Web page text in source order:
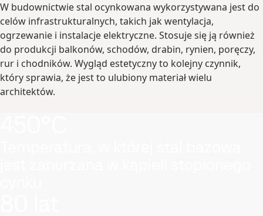
W budownictwie stal ocynkowana wykorzystywana jest do
celów infrastrukturalnych, takich jak wentylacja,
ogrzewanie i instalacje elektryczne. Stosuje się ją również
do produkcji balkonów, schodów, drabin, rynien, poręczy,
rur i chodników. Wygląd estetyczny to kolejny czynnik,
który sprawia, że jest to ulubiony materiał wielu
architektów.